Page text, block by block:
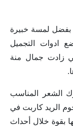
بفضل لمسة خبيرة
ادوات التجميل
زادت جمال منة
الشعر المناسب
الريد كاربت في
بقوة خلال أحداث